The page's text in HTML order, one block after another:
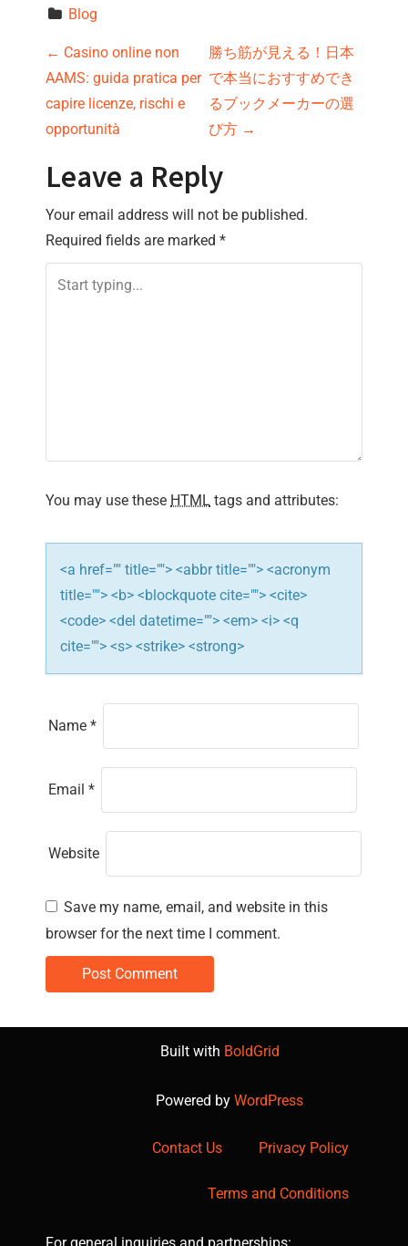
Blog
P
o
s
t
n
a
v
t
i
o
n
← Casino online non
AAMS: guida pratica per
capire licenze, rischi e
opportunità
勝ち筋が見える！日本
で本当におすすめでき
るブックメーカーの選
び方 →
Leave a Reply
Your email address will not be published.
Required fields are marked *
You may use these HTML tags and attributes:
<a href="" title=""> <abbr title=""> <acronym
title=""> <b> <blockquote cite=""> <cite>
<code> <del datetime=""> <em> <i> <q
cite=""> <s> <strike> <strong>
Name *
Email *
Website
Save my name, email, and website in this
browser for the next time I comment.
Built with BoldGrid
Powered by WordPress
Contact Us Privacy Policy
Terms and Conditions